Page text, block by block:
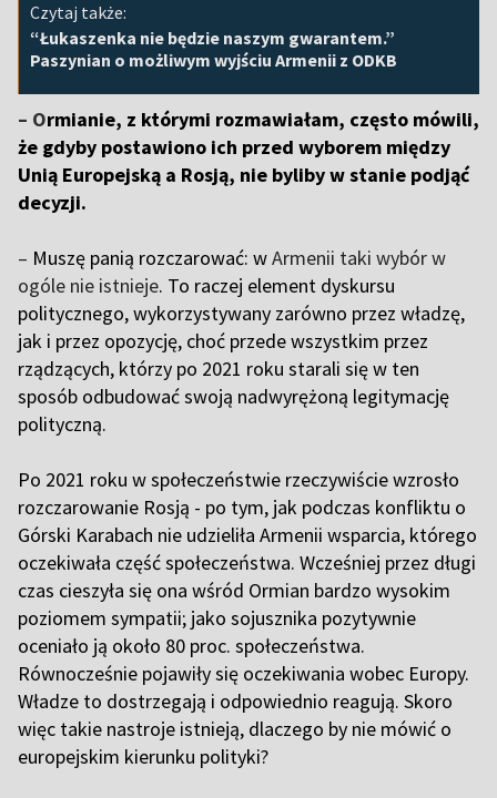
Czytaj także:
“Łukaszenka nie będzie naszym gwarantem.”
Paszynian o możliwym wyjściu Armenii z ODKB
– Ormianie, z którymi rozmawiałam, często mówili,
że gdyby postawiono ich przed wyborem między
Unią Europejską a Rosją, nie byliby w stanie podjąć
decyzji.
– Muszę panią rozczarować: wArmenii taki wybór w
ogóle nie istnieje. To raczej element dyskursu
politycznego, wykorzystywany zarówno przez władzę,
jak i przez opozycję, choć przede wszystkim przez
rządzących, którzy po 2021 roku starali się w ten
sposób odbudować swoją nadwyrężoną legitymację
polityczną.
Po 2021 roku w społeczeństwie rzeczywiście wzrosło
rozczarowanie Rosją - po tym, jak podczas konfliktu o
Górski Karabach nie udzieliła Armenii wsparcia, którego
oczekiwała część społeczeństwa. Wcześniej przez długi
czas cieszyła się ona wśród Ormian bardzo wysokim
poziomem sympatii; jako sojusznika pozytywnie
oceniało ją około 80 proc. społeczeństwa.
Równocześnie pojawiły się oczekiwania wobec Europy.
Władze to dostrzegają i odpowiednio reagują. Skoro
więc takie nastroje istnieją, dlaczego by nie mówić o
europejskim kierunku polityki?